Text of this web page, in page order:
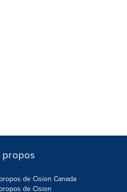
de Cision Canada
de Cision